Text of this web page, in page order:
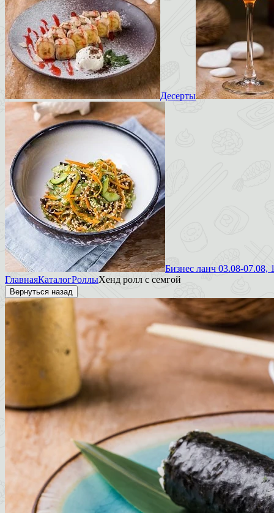
Десерты
Бизнес ланч 03.08-07.08,
ГлавнаяКаталогРоллыХенд ролл с семгой
Вернуться назад